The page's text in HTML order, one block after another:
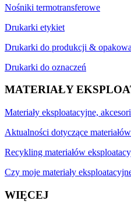
Nośniki termotransferowe
Drukarki etykiet
Drukarki do produkcji &
Drukarki do oznaczeń
MATERIAŁY
Materiały eksploatacyjne,
Aktualności dotyczące
Recykling materiałów
Czy moje materiały
WIĘCEJ